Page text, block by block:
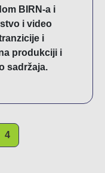
BIRN-a i
i video
i
produkciji i
sadržaja.
4